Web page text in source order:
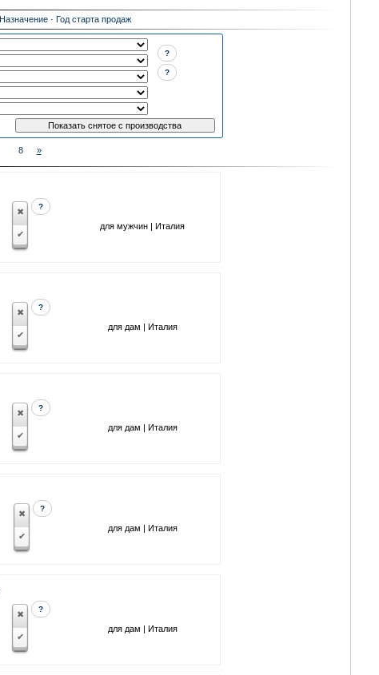
Назначение· Год старта продаж
?
?
8 »
?
для мужчин | Италия
?
для дам | Италия
?
для дам | Италия
?
для дам | Италия
?
для дам | Италия